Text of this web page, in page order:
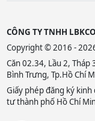
CÔNG TY TNHH
Copyright © 2016 -
Căn 02.34, Lầu 2, Tháp
Bình Trưng, Tp.Hồ Chí
Giấy phép đăng ký
tư thành phố Hồ Chí